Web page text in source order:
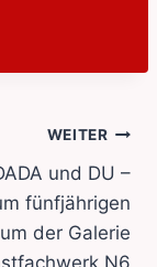
WEITER
und DU –
fünfjährigen
der Galerie
N6